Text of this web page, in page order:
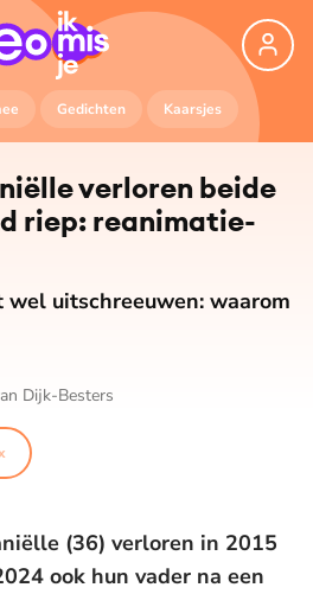
Gedichten Kaarsjes
verloren beide
riep: re­a­ni­ma­tie­
uitschreeuwen: waarom
Dijk-Besters
(36) verloren in 2015
ook hun vader na een